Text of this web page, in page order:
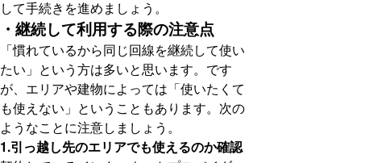
して手続きを進めましょう。
・継続して利用する際の注意点
「慣れているから同じ回線を継続して使い
たい」という方は多いと思います。です
が、エリアや建物によっては「使いたくて
も使えない」ということもあります。次の
ようなことに注意しましょう。
1.引っ越し先のエリアでも使えるのか確認